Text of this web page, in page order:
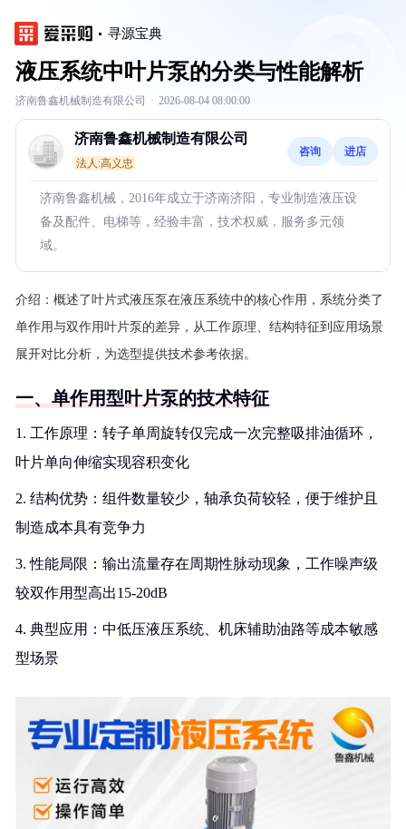
寻源宝典
液压系统中叶片泵的分类与性能解析
济南鲁鑫机械制造有限公司 · 2026-08-04 08:00:00
济南鲁鑫机械制造有限公司
法人:高义忠
咨询 进店
济南鲁鑫机械，2016年成立于济南济阳，专业制造液压设
备及配件、电梯等，经验丰富，技术权威，服务多元领
域。
介绍： 概述了叶片式液压泵在液压系统中的核心作用，系统分类了
单作用与双作用叶片泵的差异，从工作原理、结构特征到应用场景
展开对比分析，为选型提供技术参考依据。
一、单作用型叶片泵的技术特征
1. 工作原理：转子单周旋转仅完成一次完整吸排油循环，
叶片单向伸缩实现容积变化
2. 结构优势：组件数量较少，轴承负荷较轻，便于维护且
制造成本具有竞争力
3. 性能局限：输出流量存在周期性脉动现象，工作噪声级
较双作用型高出15-20dB
4. 典型应用：中低压液压系统、机床辅助油路等成本敏感
型场景